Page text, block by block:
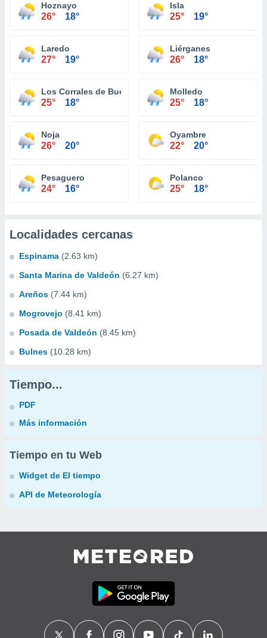
Hoznayo
26° 18°
Isla
25° 19°
Laredo
27° 19°
Liérganes
26° 18°
Los Corrales de Buelna
25° 18°
Molledo
25° 18°
Noja
26° 20°
Oyambre
22° 20°
Pesaguero
24° 16°
Polanco
25° 18°
Localidades cercanas
Espinama (2.63 km)
Santa Marina de Valdeón (6.27 km)
Areños (7.44 km)
Mogrovejo (8.41 km)
Posada de Valdeón (8.45 km)
Bulnes (10.28 km)
Tiempo...
PDF
Más información
Tiempo en tu Web
Widget de El tiempo
API de Meteorología